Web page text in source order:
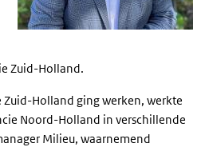
Zuid-Holland.
Holland ging werken, werkte
Noord-Holland in verschillende
Milieu, waarnemend